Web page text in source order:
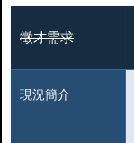
徵才需求
現況簡介